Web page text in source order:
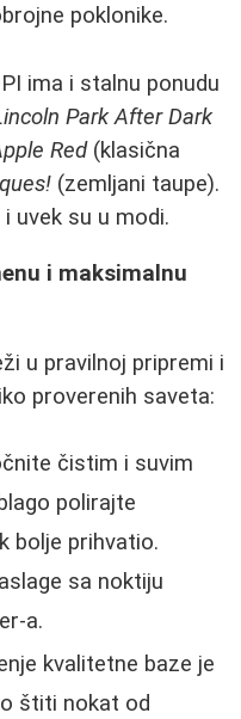
poklonike.
ima i stalnu ponudu
Park After Dark
Red(klasična
(zemljani taupe).
uvek su u modi.
i maksimalnu
u pravilnoj pripremi i
proverenih saveta:
čistim i suvim
polirajte
bolje prihvatio.
sa noktiju
a.
kvalitetne baze je
štiti nokat od